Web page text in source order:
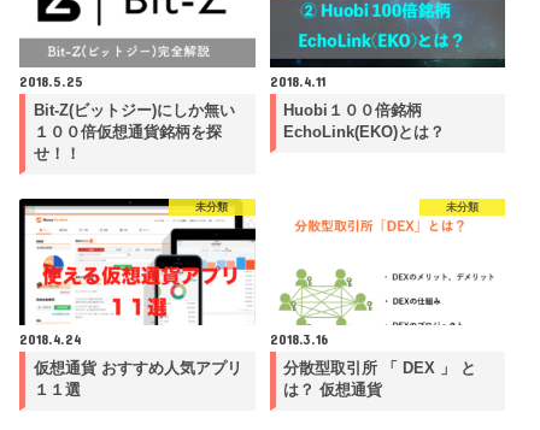
2018.5.25
Bit-Z(ビットジー)にしか無い
１００倍仮想通貨銘柄を探
せ！！
2018.4.11
Huobi１００倍銘柄
EchoLink(EKO)とは？
未分類
2018.4.24
仮想通貨 おすすめ人気アプリ
１１選
未分類
2018.3.16
分散型取引所 「 DEX 」 と
は？ 仮想通貨